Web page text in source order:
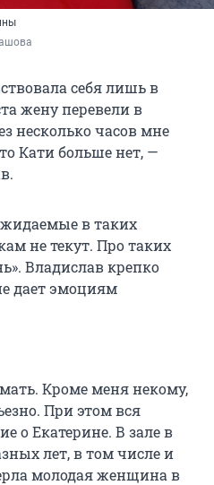
себя лишь в
жену перевели в
несколько часов мне
Кати больше нет, —
в таких
не текут. Про таких
Владислав крепко
дает эмоциям
Кроме меня некому,
При этом вся
о Екатерине. В зале в
лет, в том числе и
молодая женщина в